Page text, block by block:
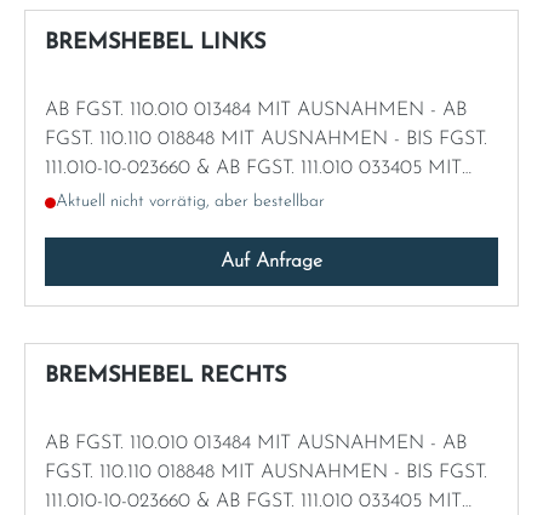
BREMSHEBEL LINKS
AB FGST. 110.010 013484 MIT AUSNAHMEN - AB
FGST. 110.110 018848 MIT AUSNAHMEN - BIS FGST.
111.010-10-023660 & AB FGST. 111.010 033405 MIT
AUSNAHMEN - BIS FGST. 111.012 049855 & AB FGST.
026841 - AB FGST. 111.021 026884
Aktuell nicht vorrätig, aber bestellbar
Auf Anfrage
BREMSHEBEL RECHTS
AB FGST. 110.010 013484 MIT AUSNAHMEN - AB
FGST. 110.110 018848 MIT AUSNAHMEN - BIS FGST.
111.010-10-023660 & AB FGST. 111.010 033405 MIT